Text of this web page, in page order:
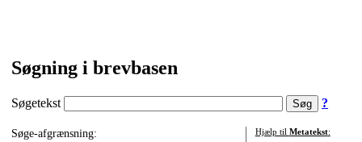
Søgning i brevbasen
Søgetekst ?
Søge-afgrænsning:
Hjælp til Metatekst: